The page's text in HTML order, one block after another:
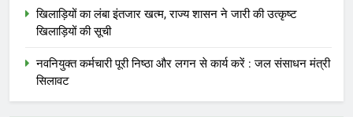
खिलाड़ियों का लंबा इंतजार खत्म, राज्य शासन ने जारी की उत्कृष्ट
खिलाड़ियों की सूची
नवनियुक्त कर्मचारी पूरी निष्ठा और लगन से कार्य करें : जल संसाधन मंत्री
सिलावट